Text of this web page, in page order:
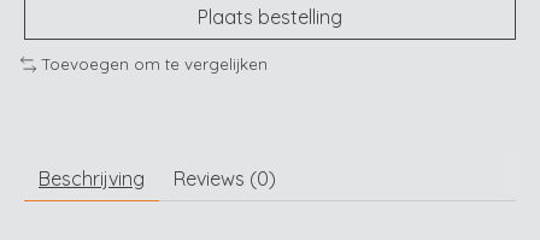
Plaats bestelling
Toevoegen om te vergelijken
Beschrijving Reviews (0)